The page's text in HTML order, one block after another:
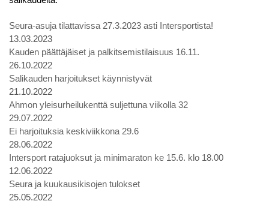
Seura-asuja tilattavissa 27.3.2023 asti Intersportista!
13.03.2023
Kauden päättäjäiset ja palkitsemistilaisuus 16.11.
26.10.2022
Salikauden harjoitukset käynnistyvät
21.10.2022
Ahmon yleisurheilukenttä suljettuna viikolla 32
29.07.2022
Ei harjoituksia keskiviikkona 29.6
28.06.2022
Intersport ratajuoksut ja minimaraton ke 15.6. klo 18.00
12.06.2022
Seura ja kuukausikisojen tulokset
25.05.2022